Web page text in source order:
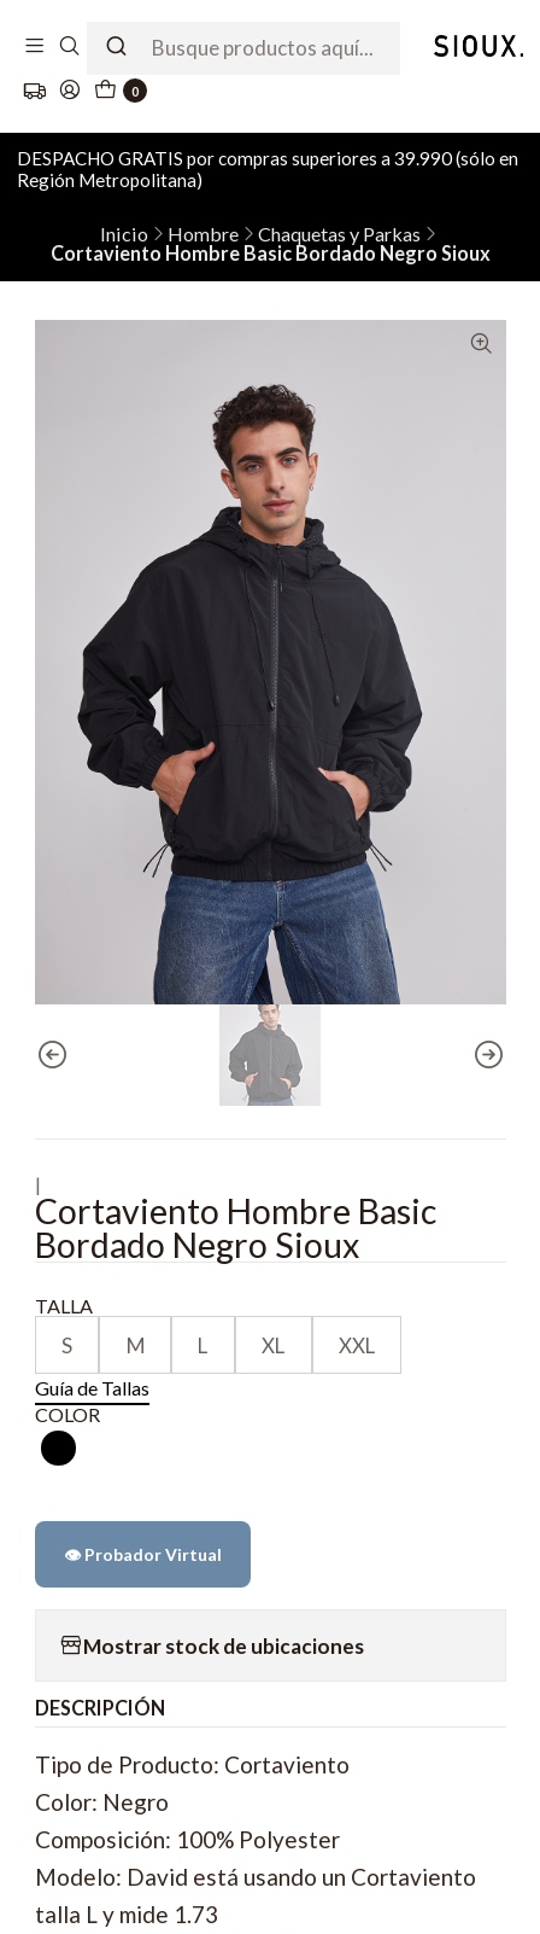
0
DESPACHO GRATIS por compras superiores a 39.990 (sólo en
Región Metropolitana)
Inicio Hombre
Chaquetas y Parkas
Cortaviento Hombre Basic Bordado Negro Sioux
|
Cortaviento Hombre Basic
Bordado Negro Sioux
TALLA
S M L XL XXL
Guía de Tallas
COLOR
👁️ Probador Virtual
Mostrar stock de ubicaciones
DESCRIPCIÓN
Tipo de Producto: Cortaviento
Color: Negro
Composición: 100% Polyester
Modelo: David está usando un Cortaviento
talla L y mide 1.73